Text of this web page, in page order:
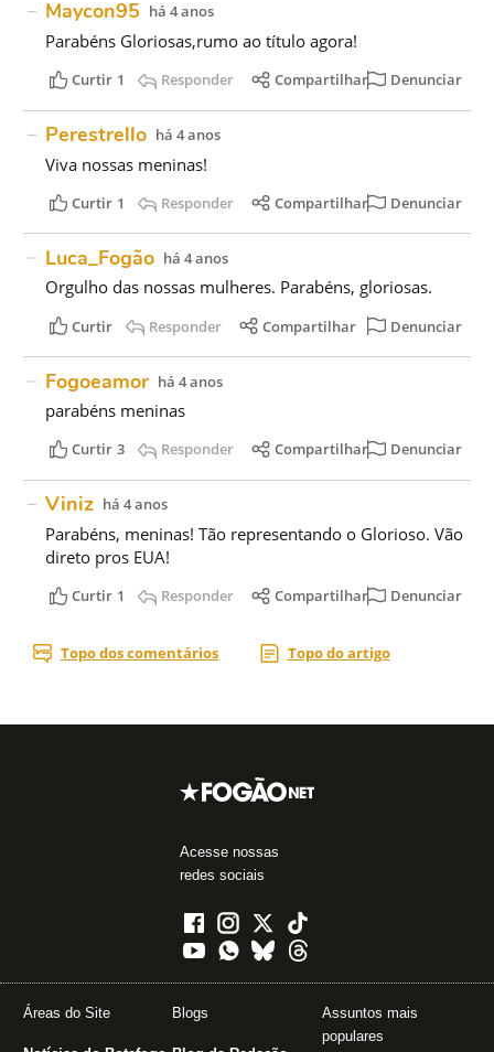
Acesse nossas
redes sociais
Áreas do Site Blogs
Assuntos mais
populares